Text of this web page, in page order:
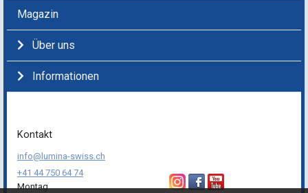
Magazin
Über uns
Informationen
Kontakt
info@lumina-swiss.ch
+41 44 750 64 74
Montag